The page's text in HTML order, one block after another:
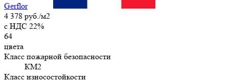
Gerflor
4 378 руб./м2
c НДС 22%
64
цвета
Класс пожарной безопасности
КМ2
Класс износостойкости